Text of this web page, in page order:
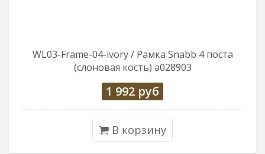
WL03-Frame-04-ivory / Рамка Snabb 4 поста
(слоновая кость) a028903
1 992 руб
В корзину